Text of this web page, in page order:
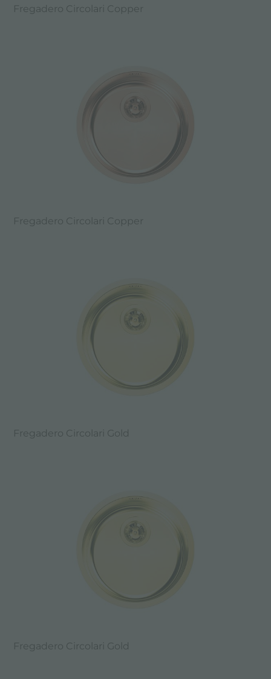
Fregadero Circolari Copper
Fregadero Circolari Copper
Fregadero Circolari Gold
Fregadero Circolari Gold